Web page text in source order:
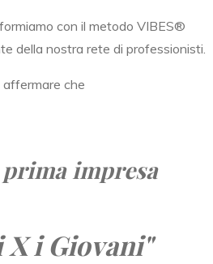
con il metodo VIBES®
della nostra rete di professionisti.
che
prima impresa
i Giovani"